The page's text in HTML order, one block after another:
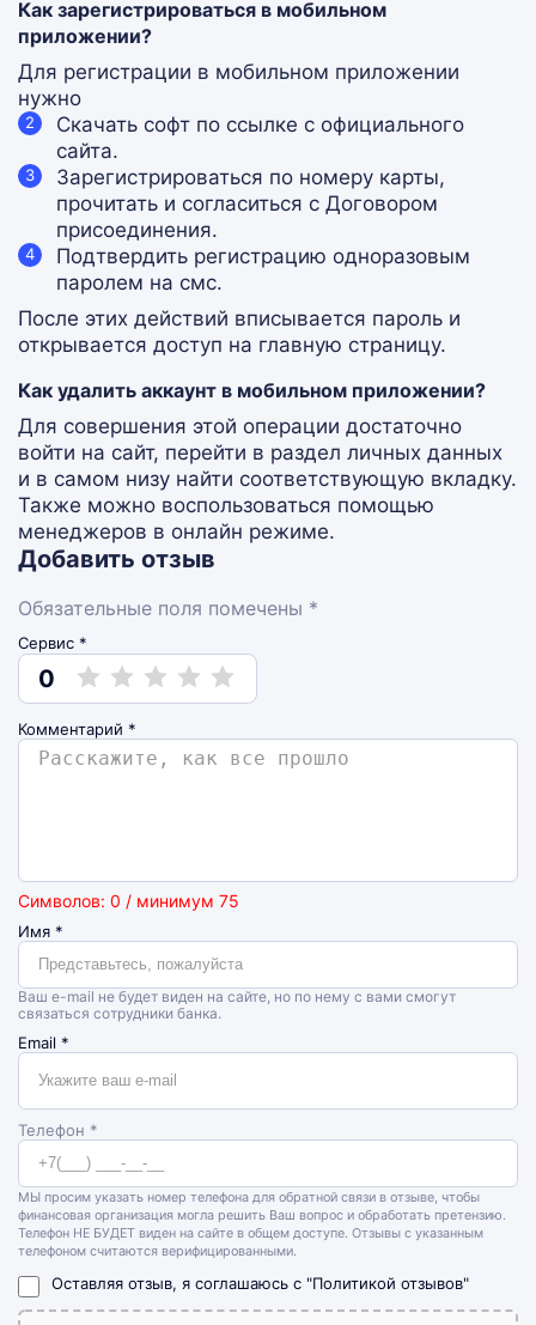
Как зарегистрироваться в мобильном
приложении?
Для регистрации в мобильном приложении
нужно
Скачать софт по ссылке с официального
сайта.
Зарегистрироваться по номеру карты,
прочитать и согласиться с Договором
присоединения.
Подтвердить регистрацию одноразовым
паролем на смс.
После этих действий вписывается пароль и
открывается доступ на главную страницу.
Как удалить аккаунт в мобильном приложении?
Для совершения этой операции достаточно
войти на сайт, перейти в раздел личных данных
и в самом низу найти соответствующую вкладку.
Также можно воспользоваться помощью
менеджеров в онлайн режиме.
Добавить отзыв
Обязательные поля помечены *
Сервис *
0
Комментарий *
Символов: 0 / минимум 75
Имя *
Ваш e-mail не будет виден на сайте, но по нему с вами смогут
связаться сотрудники банка.
Email *
Телефон *
МЫ просим указать номер телефона для обратной связи в отзыве, чтобы
финансовая организация могла решить Ваш вопрос и обработать претензию.
Телефон НЕ БУДЕТ виден на сайте в общем доступе. Отзывы с указанным
телефоном считаются верифицированными.
Оставляя отзыв, я соглашаюсь с "Политикой отзывов"